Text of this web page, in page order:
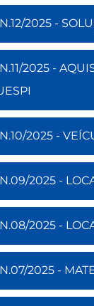
2025 -
2025 -
2025 -
2025 -
2025 -
2025 -